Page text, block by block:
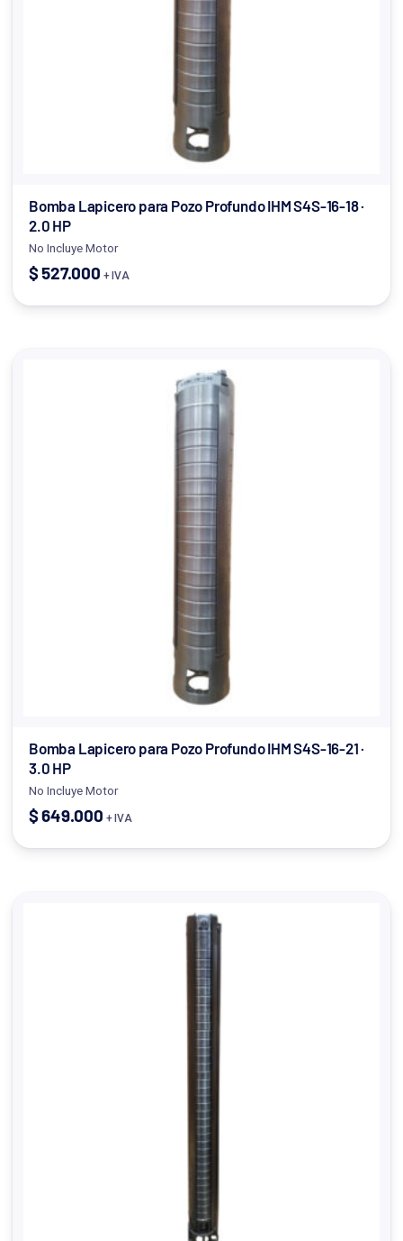
Bomba Lapicero para Pozo Profundo IHM S4S-16-18 ·
2.0 HP
No Incluye Motor
$527.000 + IVA
Bomba Lapicero para Pozo Profundo IHM S4S-16-21 ·
3.0 HP
No Incluye Motor
$649.000 + IVA